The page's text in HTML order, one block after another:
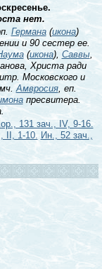
нет.
Германа(икона)
и 90 сестер ее.
(икона), Саввы,
Христа ради
Московского и
Амвросия, еп.
пресвитера.
131 зач., IV, 9-16.
II, 1-10. Ин., 52 зач.,